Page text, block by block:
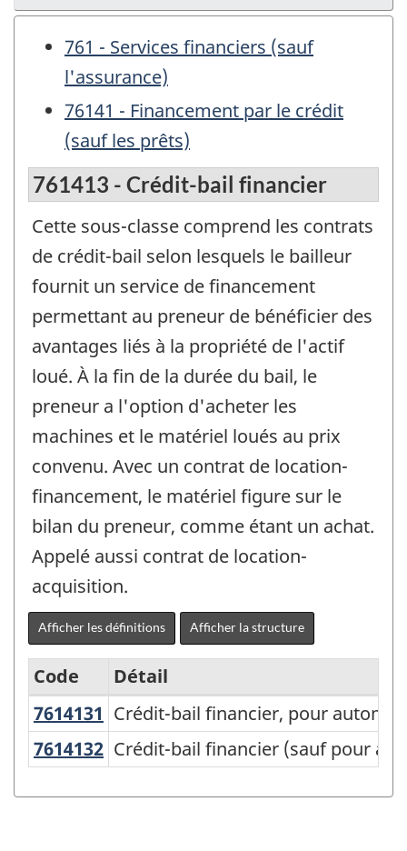
761 - Services financiers (sauf
l'assurance)
76141 - Financement par le crédit
(sauf les prêts)
761413 - Crédit-bail financier
Cette sous-classe comprend les contrats
de crédit-bail selon lesquels le bailleur
fournit un service de financement
permettant au preneur de bénéficier des
avantages liés à la propriété de l'actif
loué. À la fin de la durée du bail, le
preneur a l'option d'acheter les
machines et le matériel loués au prix
convenu. Avec un contrat de location-
financement, le matériel figure sur le
bilan du preneur, comme étant un achat.
Appelé aussi contrat de location-
acquisition.
Afficher les définitions Afficher la structure
Système
de
Code
Détail
7614131 Crédit-bail financier, pour
Crédit-bail financier, pour
7614132 Crédit-bail financier (sauf pour
Crédit-bail financier (sauf pour